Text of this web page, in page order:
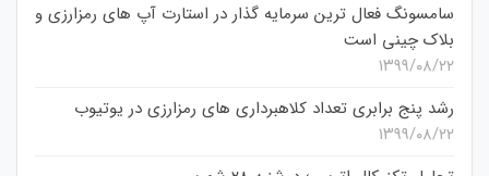
سامسونگ فعال‌ ترین سرمایه‌ گذار در استارت‌ آپ‌ های رمزارزی و
بلاک چینی است
۱۳۹۹/۰۸/۲۲
رشد پنج برابری تعداد کلاهبرداری های رمزارزی در یوتیوب
۱۳۹۹/۰۸/۲۲